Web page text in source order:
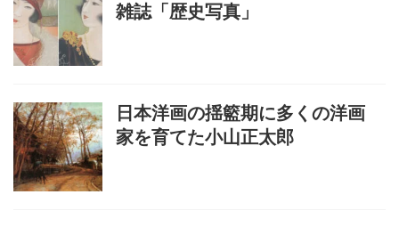
雑誌「歴史写真」
日本洋画の揺籃期に多くの洋画
家を育てた小山正太郎